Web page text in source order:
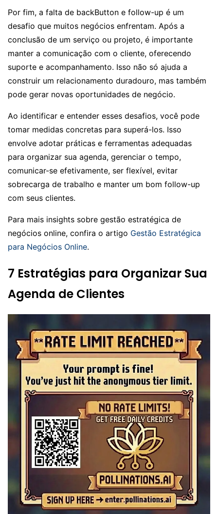
Por fim, a falta de backButton e follow-up é um
desafio que muitos negócios enfrentam. Após a
conclusão de um serviço ou projeto, é importante
manter a comunicação com o cliente, oferecendo
suporte e acompanhamento. Isso não só ajuda a
construir um relacionamento duradouro, mas também
pode gerar novas oportunidades de negócio.
Ao identificar e entender esses desafios, você pode
tomar medidas concretas para superá-los. Isso
envolve adotar práticas e ferramentas adequadas
para organizar sua agenda, gerenciar o tempo,
comunicar-se efetivamente, ser flexível, evitar
sobrecarga de trabalho e manter um bom follow-up
com seus clientes.
Para mais insights sobre gestão estratégica de
negócios online, confira o artigo Gestão Estratégica
para Negócios Online.
7 Estratégias para Organizar Sua
Agenda de Clientes